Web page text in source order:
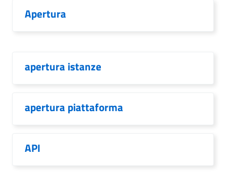
Apertura
apertura istanze
apertura piattaforma
API